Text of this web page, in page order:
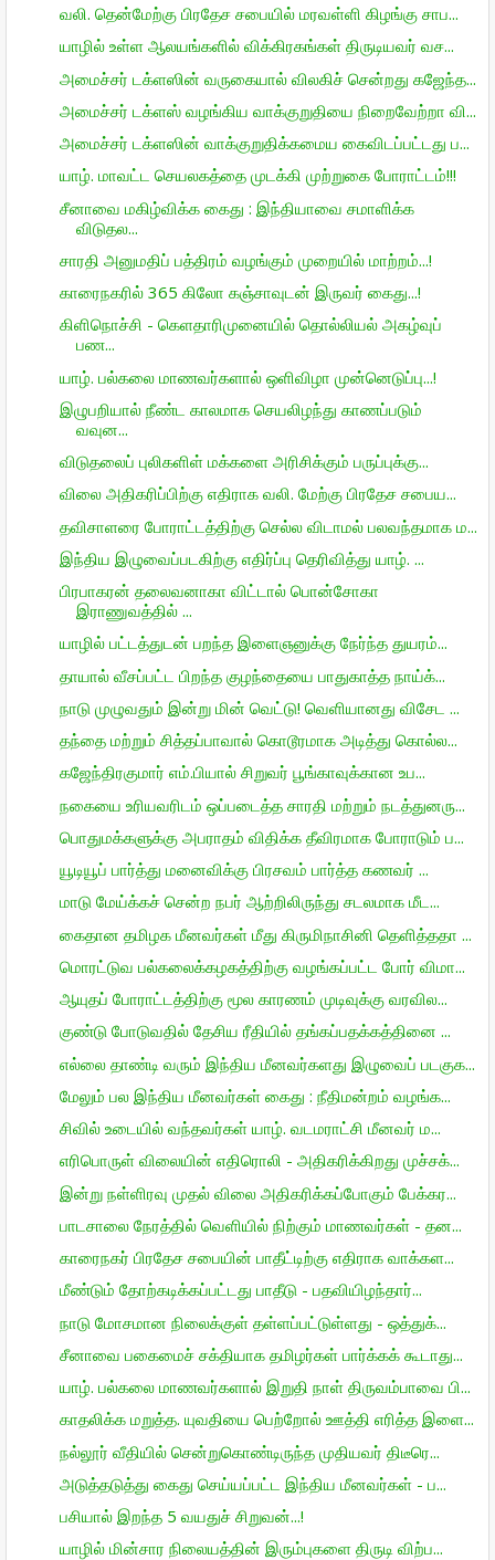
வலி. தென்மேற்கு பிரதேச சபையில் மரவள்ளி கிழங்கு சாப...
யாழில் உள்ள ஆலயங்களில் விக்கிரகங்கள் திருடியவர் வச...
அமைச்சர் டக்ளஸின் வருகையால் விலகிச் சென்றது கஜேந்த...
அமைச்சர் டக்ளஸ் வழங்கிய வாக்குறுதியை நிறைவேற்றா வி...
அமைச்சர் டக்ளஸின் வாக்குறுதிக்கமைய கைவிடப்பட்டது ப...
யாழ். மாவட்ட செயலகத்தை முடக்கி முற்றுகை போராட்டம்!!!
சீனாவை மகிழ்விக்க கைது : இந்தியாவை சமாளிக்க
விடுதல...
சாரதி அனுமதிப் பத்திரம் வழங்கும் முறையில் மாற்றம்...!
காரைநகரில் 365 கிலோ கஞ்சாவுடன் இருவர் கைது...!
கிளிநொச்சி - கெளதாரிமுனையில் தொல்லியல் அகழ்வுப்
பண...
யாழ். பல்கலை மாணவர்களால் ஒளிவிழா முன்னெடுப்பு...!
இழுபறியால் நீண்ட காலமாக செயலிழந்து காணப்படும்
வவுன...
விடுதலைப் புலிகளிள் மக்களை அரிசிக்கும் பருப்புக்கு...
விலை அதிகரிப்பிற்கு எதிராக வலி. மேற்கு பிரதேச சபைய...
தவிசாளரை போராட்டத்திற்கு செல்ல விடாமல் பலவந்தமாக ம...
இந்திய இழுவைப்படகிற்கு எதிர்ப்பு தெரிவித்து யாழ். ...
பிரபாகரன் தலைவனாகா விட்டால் பொன்சோகா
இராணுவத்தில் ...
யாழில் பட்டத்துடன் பறந்த இளைஞனுக்கு நேர்ந்த துயரம்...
தாயால் வீசப்பட்ட பிறந்த குழந்தையை பாதுகாத்த நாய்க்...
நாடு முழுவதும் இன்று மின் வெட்டு! வெளியானது விசேட ...
தந்தை மற்றும் சித்தப்பாவால் கொடூரமாக அடித்து கொல்ல...
கஜேந்திரகுமார் எம்.பியால் சிறுவர் பூங்காவுக்கான உப...
நகையை உரியவரிடம் ஒப்படைத்த சாரதி மற்றும் நடத்துனரு...
பொதுமக்களுக்கு அபராதம் விதிக்க தீவிரமாக போராடும் ப...
யூடியூப் பார்த்து மனைவிக்கு பிரசவம் பார்த்த கணவர் ...
மாடு மேய்க்கச் சென்ற நபர் ஆற்றிலிருந்து சடலமாக மீட...
கைதான தமிழக மீனவர்கள் மீது கிருமிநாசினி தெளித்ததா ...
மொரட்டுவ பல்கலைக்கழகத்திற்கு வழங்கப்பட்ட போர் விமா...
ஆயுதப் போராட்டத்திற்கு மூல காரணம் முடிவுக்கு வரவில...
குண்டு போடுவதில் தேசிய ரீதியில் தங்கப்பதக்கத்தினை ...
எல்லை தாண்டி வரும் இந்திய மீனவர்களது இழுவைப் படகுக...
மேலும் பல இந்திய மீனவர்கள் கைது : நீதிமன்றம் வழங்க...
சிவில் உடையில் வந்தவர்கள் யாழ். வடமராட்சி மீனவர் ம...
எரிபொருள் விலையின் எதிரொலி - அதிகரிக்கிறது முச்சக்...
இன்று நள்ளிரவு முதல் விலை அதிகரிக்கப்போகும் பேக்கர...
பாடசாலை நேரத்தில் வெளியில் நிற்கும் மாணவர்கள் - தன...
காரைநகர் பிரதேச சபையின் பாதீட்டிற்கு எதிராக வாக்கள...
மீண்டும் தோற்கடிக்கப்பட்டது பாதீடு - பதவியிழந்தார்...
நாடு மோசமான நிலைக்குள் தள்ளப்பட்டுள்ளது - ஒத்துக்...
சீனாவை பகைமைச் சக்தியாக தமிழர்கள் பார்க்கக் கூடாது...
யாழ். பல்கலை மாணவர்களால் இறுதி நாள் திருவம்பாவை பி...
காதலிக்க மறுத்த. யுவதியை பெற்றோல் ஊத்தி எரித்த இளை...
நல்லூர் வீதியில் சென்றுகொண்டிருந்த முதியவர் திடீரெ...
அடுத்தடுத்து கைது செய்யப்பட்ட இந்திய மீனவர்கள் - ப...
பசியால் இறந்த 5 வயதுச் சிறுவன்...!
யாழில் மின்சார நிலையத்தின் இரும்புகளை திருடி விற்ப...